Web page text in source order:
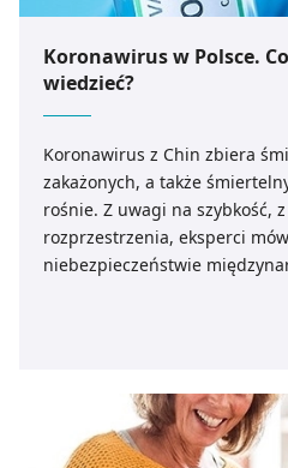
Koronawirus w Polsce.
wiedzieć?
Koronawirus z Chin zbiera
zakażonych, a także
rośnie. Z uwagi na szybkość,
rozprzestrzenia, eksperci
niebezpieczeństwie